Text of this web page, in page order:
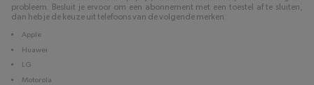
probleem. Besluit je ervoor om een abonnement met een toestel af te sluiten,
dan heb je de keuze uit telefoons van de volgende merken:
Apple
Huawei
LG
Motorola